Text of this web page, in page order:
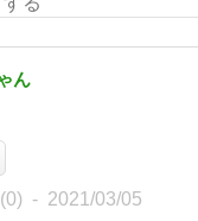
ん
2021/03/05